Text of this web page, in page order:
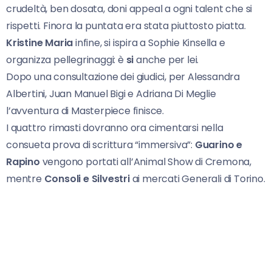
crudeltà, ben dosata, doni appeal a ogni talent che si
rispetti. Finora la puntata era stata piuttosto piatta.
Kristine Mariainfine, si ispira a Sophie Kinsella e
organizza pellegrinaggi: è sianche per lei.
Dopo una consultazione dei giudici, per Alessandra
Albertini, Juan Manuel Bigi e Adriana Di Meglie
l’avventura di Masterpiece finisce.
I quattro rimasti dovranno ora cimentarsi nella
consueta prova di scrittura “immersiva”: Guarino e
Rapino vengono portati all’Animal Show di Cremona,
mentre Consoli e Silvestriai mercati Generali di Torino.